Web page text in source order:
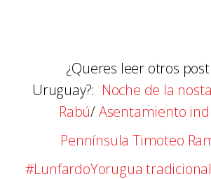
¿Queres leer otros
Uruguay?: Noche de la
Rabú/Asentamiento
Pennínsula Timoteo
#LunfardoYorugua